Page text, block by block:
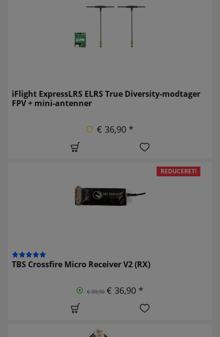
iFlight ExpressLRS ELRS True Diversity-modtager
FPV + mini-antenner
€ 36,90 *
REDUCERET!
TBS Crossfire Micro Receiver V2 (RX)
€ 39,90 € 36,90 *